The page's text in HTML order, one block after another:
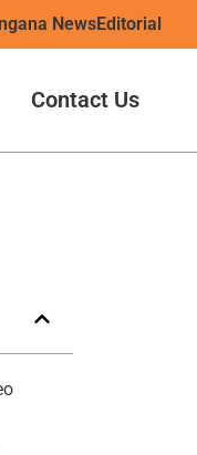
NewsEditorial
Contact Us